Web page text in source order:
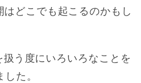
はどこでも起こるのかもし
扱う度にいろいろなことを
た。